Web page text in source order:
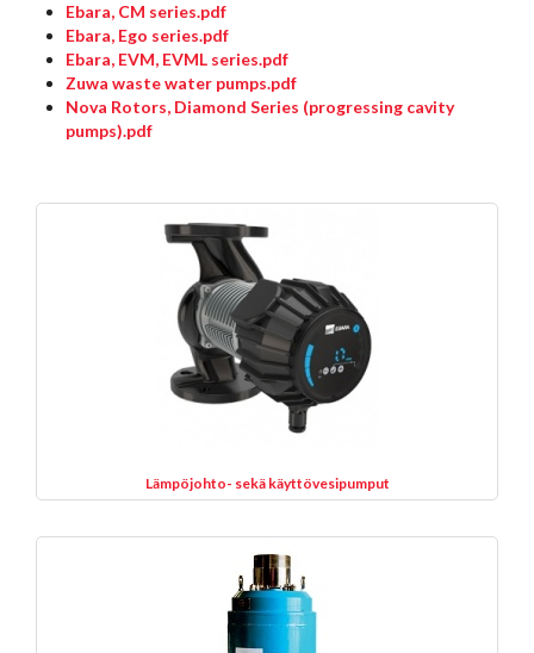
Ebara, CM series.pdf
Ebara, Ego series.pdf
Ebara, EVM, EVML series.pdf
Zuwa waste water pumps.pdf
Nova Rotors, Diamond Series (progressing cavity
pumps).pdf
Lämpöjohto- sekä käyttövesipumput